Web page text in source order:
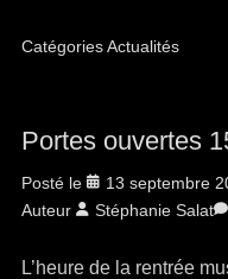
CatégoriesActualités
Portes ouvertes
Posté le
13 septembre
Auteur
Stéphanie Salat
L’heure de la rentrée